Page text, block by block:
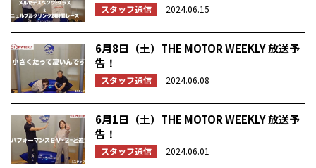
スタッフ通信 2024.06.15
6月8日（土）THE MOTOR WEEKLY 放送予
告！
スタッフ通信 2024.06.08
6月1日（土）THE MOTOR WEEKLY 放送予
告！
スタッフ通信 2024.06.01